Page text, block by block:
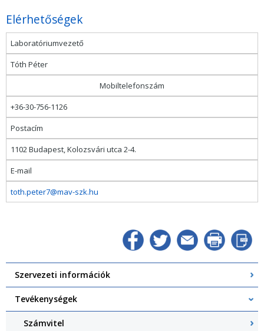
Elérhetőségek
Laboratóriumvezető
Tóth Péter
Mobiltelefonszám
+36-30-756-1126
Postacím
1102 Budapest, Kolozsvári utca 2-4.
E-mail
toth.peter7@mav-szk.hu
Szervezeti információk
Tevékenységek
Számvitel